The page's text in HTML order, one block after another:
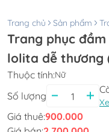
Trang chủ Sản phẩm
Trang phục đầm
lolita dễ thương
Thuộc tính:Nữ
Số lượng
Giá thuê:900.000